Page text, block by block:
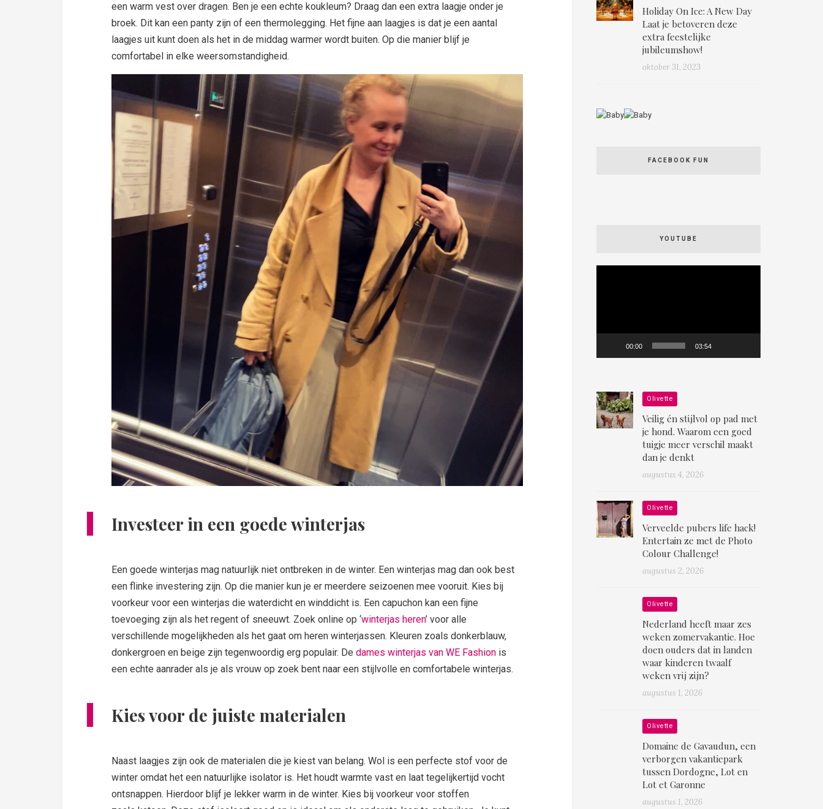
een warm vest over dragen. Ben je een echte koukleum? Draag dan een extra laagje onder je
broek. Dit kan een panty zijn of een thermolegging. Het fijne aan laagjes is dat je een aantal
laagjes uit kunt doen als het in de middag warmer wordt buiten. Op die manier blijf je
comfortabel in elke weersomstandigheid.
Investeer in een goede winterjas
Een goede winterjas mag natuurlijk niet ontbreken in de winter. Een winterjas mag dan ook best
een flinke investering zijn. Op die manier kun je er meerdere seizoenen mee vooruit. Kies bij
voorkeur voor een winterjas die waterdicht en winddicht is. Een capuchon kan een fijne
toevoeging zijn als het regent of sneeuwt. Zoek online op ‘winterjas heren’ voor alle
verschillende mogelijkheden als het gaat om heren winterjassen. Kleuren zoals donkerblauw,
donkergroen en beige zijn tegenwoordig erg populair. De dames winterjas van WE Fashion is
een echte aanrader als je als vrouw op zoek bent naar een stijlvolle en comfortabele winterjas.
Kies voor de juiste materialen
Naast laagjes zijn ook de materialen die je kiest van belang. Wol is een perfecte stof voor de
winter omdat het een natuurlijke isolator is. Het houdt warmte vast en laat tegelijkertijd vocht
ontsnappen. Hierdoor blijf je lekker warm in de winter. Kies bij voorkeur voor stoffen
Holiday On Ice: A New Day
Laat je betoveren deze
extra feestelijke
jubileumshow!
oktober 31, 2023
FACEBOOK FUN
YOUTUBE
00:00 03:54
Olivette
Veilig én stijlvol op pad met
je hond. Waarom een goed
tuigje meer verschil maakt
dan je denkt
augustus 4, 2026
Olivette
Verveelde pubers life hack!
Entertain ze met de Photo
Colour Challenge!
augustus 2, 2026
Olivette
Nederland heeft maar zes
weken zomervakantie. Hoe
doen ouders dat in landen
waar kinderen twaalf
weken vrij zijn?
augustus 1, 2026
Olivette
Domaine de Gavaudun, een
verborgen vakantiepark
tussen Dordogne, Lot en
Lot et Garonne
augustus 1, 2026